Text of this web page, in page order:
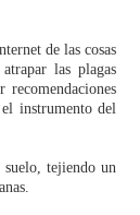
de las cosas
las plagas
instrumento del
tejiendo un